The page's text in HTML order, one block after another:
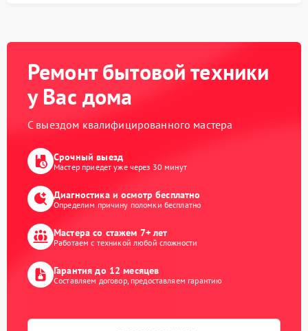
Ремонт бытовой техники
у Вас дома
С выездом квалифицированного мастера
Срочный выезд
Мастер приедет уже через 30 минут
Диагностика и осмотр бесплатно
Определим причину поломки бесплатно
Мастера со стажем 7+ лет
Работаем с техникой любой сложности
Гарантия до 12 месяцев
Составляем договор, предоставляем гарантию